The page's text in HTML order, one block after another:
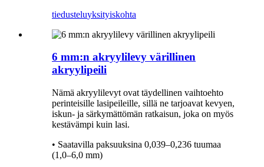
tiedusteluyksityiskohta
6 mm:n akryylilevy värillinen
akryylipeili
Nämä akryylilevyt ovat täydellinen vaihtoehto
perinteisille lasipeileille, sillä ne tarjoavat kevyen,
iskun- ja särkymättömän ratkaisun, joka on myös
kestävämpi kuin lasi.
• Saatavilla paksuuksina 0,039–0,236 tuumaa
(1,0–6,0 mm)